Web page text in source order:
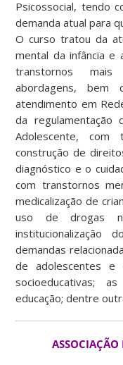
Psicossocial, tendo
demanda atual para
O curso tratou da
mental da infância e
transtornos
abordagens,
atendimento em
da regulamentação
Adolescente, com
construção de
diagnóstico e o
com transtornos
medicalização de
uso de drogas
institucionalização
demandas
de adolescentes e
socioeducativas;
educação; dentre
ASSOCIAÇÃO